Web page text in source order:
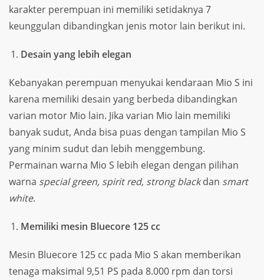
karakter perempuan ini memiliki setidaknya 7
keunggulan dibandingkan jenis motor lain berikut ini.
Desain yang lebih elegan
Kebanyakan perempuan menyukai kendaraan Mio S ini
karena memiliki desain yang berbeda dibandingkan
varian motor Mio lain. Jika varian Mio lain memiliki
banyak sudut, Anda bisa puas dengan tampilan Mio S
yang minim sudut dan lebih menggembung.
Permainan warna Mio S lebih elegan dengan pilihan
warna special green, spirit red, strong blackdan smart
white.
Memiliki mesin Bluecore 125 cc
Mesin Bluecore 125 cc pada Mio S akan memberikan
tenaga maksimal 9,51 PS pada 8.000 rpm dan torsi